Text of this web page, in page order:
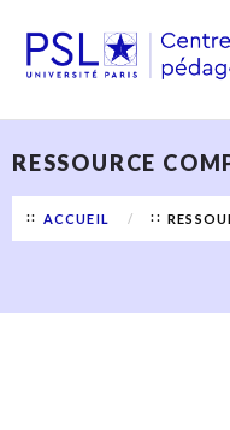
contenu
RESSOURCE
ACCUEIL